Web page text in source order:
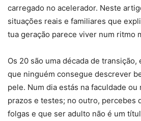
carregado no acelerador. Neste
situações reais e familiares que
tua geração parece viver num ritmo
Os 20 são uma década de
que ninguém consegue descrever
pele. Num dia estás na faculdade ou
prazos e testes; no outro, percebes
folgas e que ser adulto não é um